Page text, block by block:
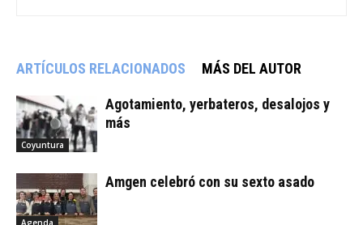
ARTÍCULOS RELACIONADOS MÁS DEL AUTOR
Coyuntura
Agotamiento, yerbateros, desalojos y
más
Amgen celebró con su sexto asado